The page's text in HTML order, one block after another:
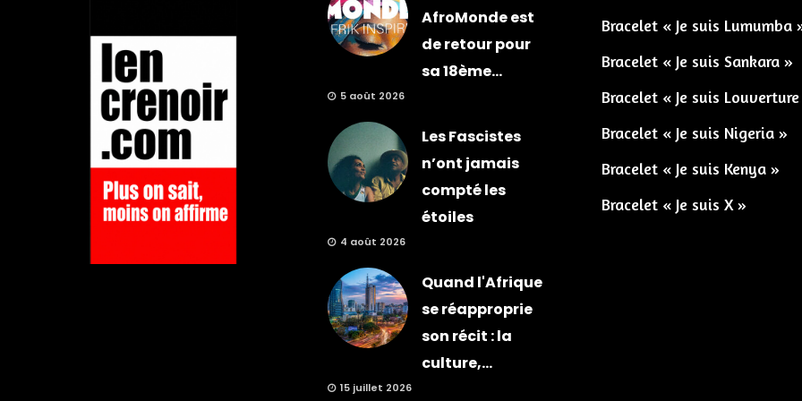
AfroMonde est
de retour pour
sa 18ème...
5 août 2026
Les Fascistes
n’ont jamais
compté les
étoiles
4 août 2026
Quand l'Afrique
se réapproprie
son récit : la
culture,...
15 juillet 2026
Bracelet « Je suis Lumumba
Bracelet « Je suis Sankara »
Bracelet « Je suis
Bracelet « Je suis Nigeria »
Bracelet « Je suis Kenya »
Bracelet « Je suis X »